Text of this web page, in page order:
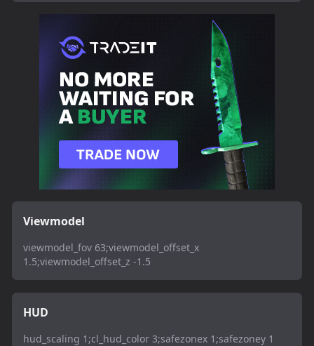
Viewmodel
viewmodel_fov 63;viewmodel_offset_x
1.5;viewmodel_offset_z -1.5
HUD
hud_scaling 1;cl_hud_color 3;safezonex 1;safezoney 1